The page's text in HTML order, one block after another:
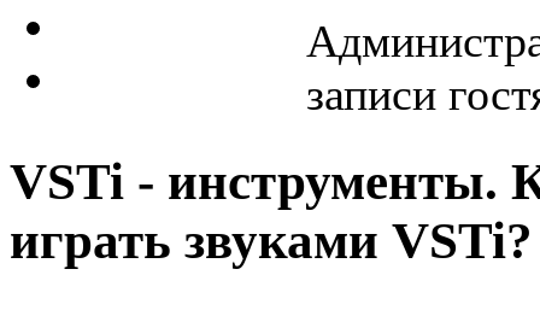
записи
VSTi - инструменты.
играть звуками